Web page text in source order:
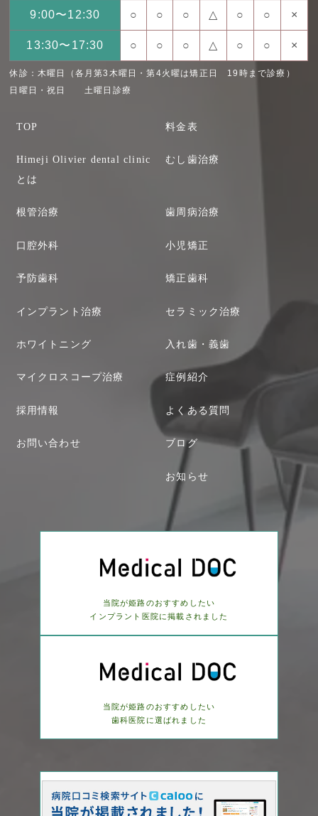
9:00〜12:30 ○ ○ ○ △ ○ ○ ×
13:30〜17:30 ○ ○ ○ △ ○ ○ ×
休診：木曜日（各月第3木曜日・第4火曜は矯正日 19時まで診療）
日曜日・祝日 土曜日診療
TOP 料金表
Himeji Olivier dental clinic
とは
むし歯治療
根管治療 歯周病治療
口腔外科 小児矯正
予防歯科 矯正歯科
インプラント治療 セラミック治療
ホワイトニング 入れ歯・義歯
マイクロスコープ治療 症例紹介
採用情報 よくある質問
お問い合わせ ブログ
お知らせ
当院が姫路のおすすめしたい
インプラント医院に掲載されました
当院が姫路のおすすめしたい
歯科医院に選ばれました